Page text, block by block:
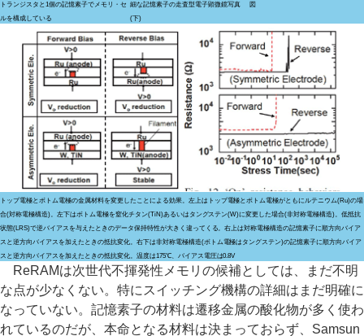
トランジスタと1個の記憶素子でメモリ・セ
ルを構成している
細な記憶素子の走査型電子顕微鏡写真
(下)
図
トップ電極とボトム電極の金属材料を変更したことによる効果。左上はトップ電極とボトム電極がともにルテニウム(Ru)の場
合(対称電極構造)。左下はボトム電極を窒化チタン(TiN)あるいはタングステン(W)に変更した場合(非対称電極構造)。低抵抗
状態(LRS)で逆バイアスを与えたときのデータ保持特性が大きく違ってくる。右上は対称電極構造の記憶素子に順方向バイア
スと逆方向バイアスを加えたときの抵抗変化。右下は非対称電極構造(ボトム電極はタングステン)の記憶素子に順方向バイア
スと逆方向バイアスを加えたときの抵抗変化。温度は175℃、バイアス電圧は0.8V
ReRAMは次世代不揮発性メモリの候補としては、まだ不明
な点が少なくない。特にスイッチング機構の詳細はまだ明確に
なっていない。記憶素子の材料は遷移金属の酸化物が多く使わ
れているのだが、本命となる材料は決まっておらず、Samsun